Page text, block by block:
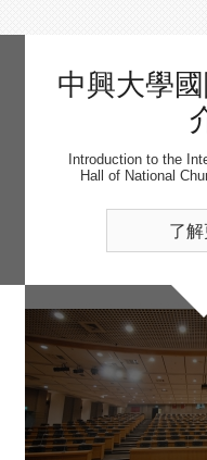
中興大學
Introduction to the
Hall of National
了